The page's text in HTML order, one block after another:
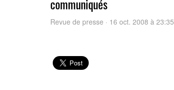
communiqués
Revue de presse · 16 oct. 2008 à 23:35